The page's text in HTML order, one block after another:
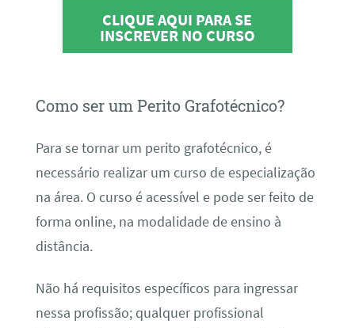
CLIQUE AQUI PARA SE
INSCREVER NO CURSO
Como ser um Perito Grafotécnico?
Para se tornar um perito grafotécnico, é
necessário realizar um curso de especialização
na área. O curso é acessível e pode ser feito de
forma online, na modalidade de ensino à
distância.
Não há requisitos específicos para ingressar
nessa profissão; qualquer profissional